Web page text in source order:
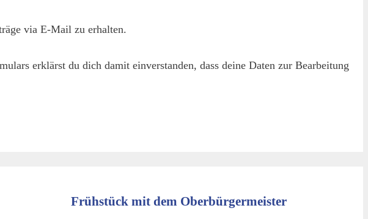
via E-Mail zu erhalten.
erklärst du dich damit einverstanden, dass deine Daten zur Bearbeitung
Frühstück mit dem Oberbürgermeister